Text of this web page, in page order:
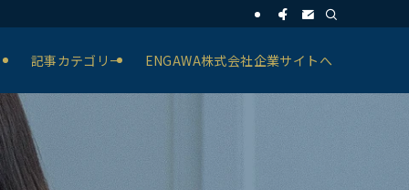
記事カテゴリー ENGAWA株式会社企業サイトへ